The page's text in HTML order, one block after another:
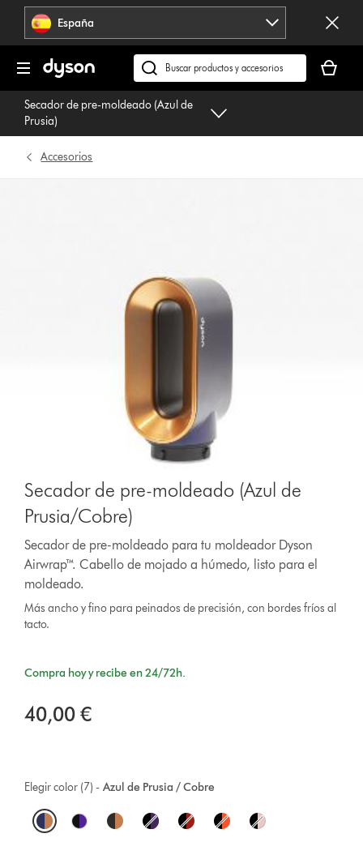
Omitir
navegación España
Buscar
en
dyson.es
cesta
está
Secador de pre-moldeado (Azul de
Prusia)
Accesorios
Secador de pre-moldeado (Azul de
Prusia/Cobre)
Secador de pre-moldeado para tu moldeador Dyson
Airwrap™. Cabello de mojado a húmedo, listo para el
moldeado.
Más ancho y fino para peinados de precisión, con bordes fríos al
tacto.
Compra hoy y recibe en 24/72h.
40,00 €
Azul de Prusia / Cobre
Elegir color (7) -
O